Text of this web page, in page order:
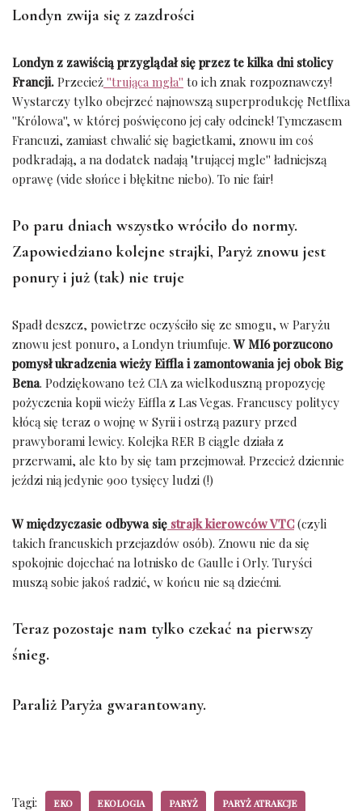
Londyn zwija się z zazdrości
Londyn z zawiścią przyglądał się przez te kilka dni stolicy
Francji. Przecież ''trująca mgła'' to ich znak rozpoznawczy!
Wystarczy tylko obejrzeć najnowszą superprodukcję Netflixa
''Królowa'', w której poświęcono jej cały odcinek! Tymczasem
Francuzi, zamiast chwalić się bagietkami, znowu im coś
podkradają, a na dodatek nadają "trującej mgle'' ładniejszą
oprawę (vide słońce i błękitne niebo). To nie fair!
Po paru dniach wszystko wróciło do normy.
Zapowiedziano kolejne strajki, Paryż znowu jest
ponury i już (tak) nie truje
Spadł deszcz, powietrze oczyściło się ze smogu, w Paryżu
znowu jest ponuro, a Londyn triumfuje.W MI6 porzucono
pomysł ukradzenia wieży Eiffla i zamontowania jej obok Big
Bena. Podziękowano też CIA za wielkoduszną propozycję
pożyczenia kopii wieży Eiffla z Las Vegas. Francuscy politycy
kłócą się teraz o wojnę w Syrii i ostrzą pazury przed
prawyborami lewicy. Kolejka RER B ciągle działa z
przerwami, ale kto by się tam przejmował. Przecież dziennie
jeździ nią jedynie 900 tysięcy ludzi (!)
W międzyczasie odbywa się strajk kierowców VTC (czyli
takich francuskich przejazdów osób). Znowu nie da się
spokojnie dojechać na lotnisko de Gaulle i Orly. Turyści
muszą sobie jakoś radzić, w końcu nie są dziećmi.
Teraz pozostaje nam tylko czekać na pierwszy
śnieg.
Paraliż Paryża gwarantowany.
Tagi: EKO EKOLOGIA PARYŻ PARYŻ ATRAKCJE